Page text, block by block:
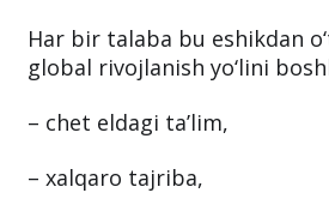
Har bir talaba bu eshikdan
global rivojlanish yo‘lini
– chet eldagi ta’lim,
– xalqaro tajriba,